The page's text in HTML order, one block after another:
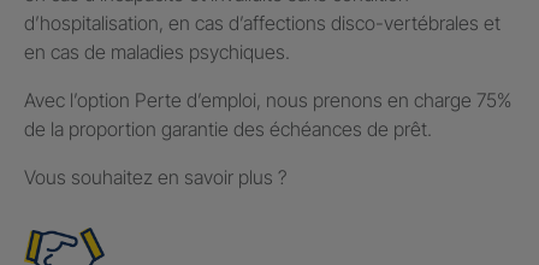
d’hospitalisation, en cas d’affections disco-vertébrales et
en cas de maladies psychiques.
Avec l’option Perte d’emploi, nous prenons en charge 75%
de la proportion garantie des échéances de prêt.
Vous souhaitez en savoir plus ?